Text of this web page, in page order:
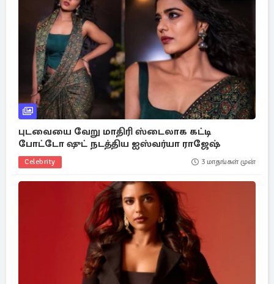
புடவையை வேறு மாதிரி ஸ்டைலாக கட்டி
போட்டோ ஷுட் நடத்திய ஐஸ்வர்யா ராஜேஷ்
Celebrity 3 மாதங்கள் முன்